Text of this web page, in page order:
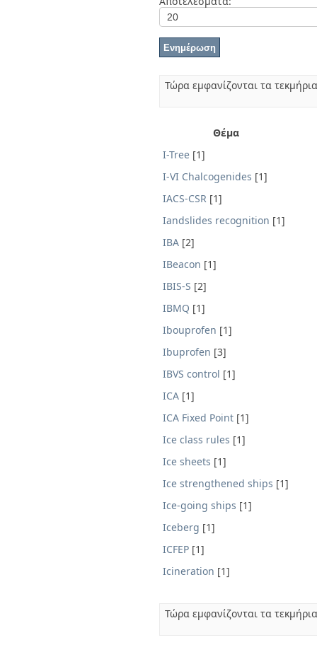
Τώρα εμφανίζονται τα
Θέμα
I-Tree [1]
I-VI Chalcogenides [1]
IACS-CSR [1]
Iandslides recognition [1]
IBA [2]
IBeacon [1]
IBIS-S [2]
IBMQ [1]
Ibouprofen [1]
Ibuprofen [3]
IBVS control [1]
ICA [1]
ICA Fixed Point [1]
Ice class rules [1]
Ice sheets [1]
Ice strengthened ships [1]
Ice-going ships [1]
Iceberg [1]
ICFEP [1]
Icineration [1]
Τώρα εμφανίζονται τα